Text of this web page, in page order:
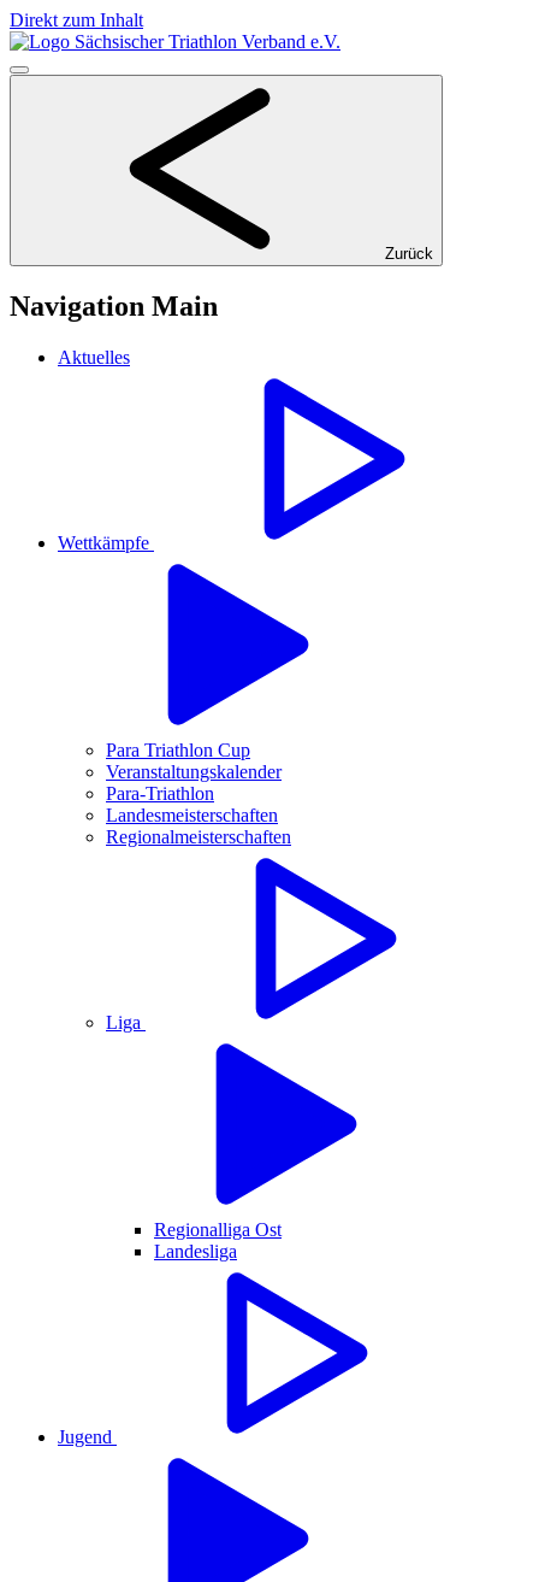
Direkt zum Inhalt
Zurück
Navigation Main
Aktuelles
Wettkämpfe
Para Triathlon Cup
Veranstaltungskalender
Para-Triathlon
Landesmeisterschaften
Regionalmeisterschaften
Liga
Regionalliga Ost
Landesliga
Jugend